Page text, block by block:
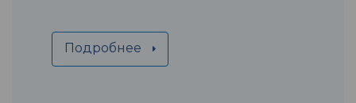
Подробнее